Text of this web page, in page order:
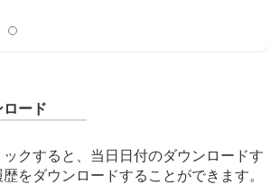
ード
ックすると、当日日付のダウンロードす
をダウンロードすることができます。